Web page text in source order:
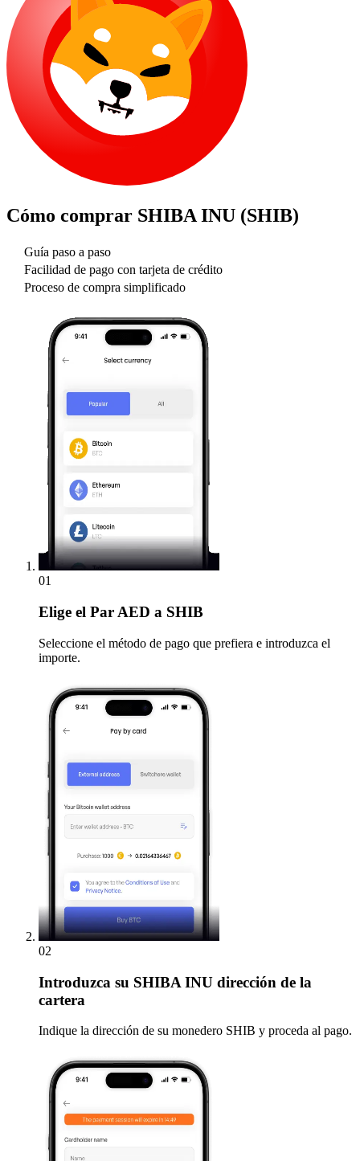
Cómo comprar SHIBA INU (SHIB)
Guía paso a paso
Facilidad de pago con tarjeta de crédito
Proceso de compra simplificado
01
Elige el Par AED a SHIB
Seleccione el método de pago que prefiera e introduzca el
importe.
02
Introduzca su SHIBA INU dirección de la
cartera
Indique la dirección de su monedero SHIB y proceda al pago.